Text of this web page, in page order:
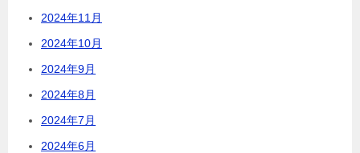
2024年11月
2024年10月
2024年9月
2024年8月
2024年7月
2024年6月